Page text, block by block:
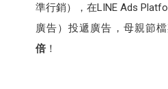
準行銷），在LINE Ads
廣告）投遞廣告，母親節
倍！